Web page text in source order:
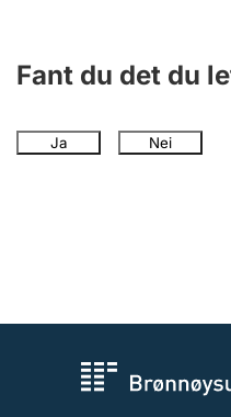
Fant du det du
Ja Nei